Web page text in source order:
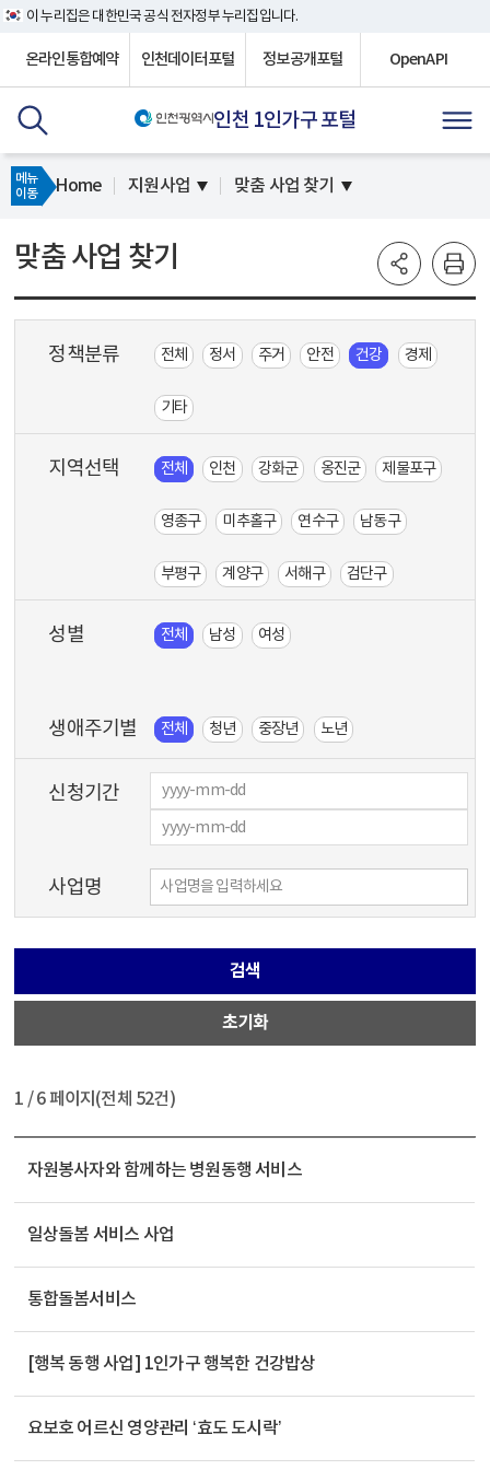
이 누리집은 대한민국 공식 전자정부 누리집입니다.
온라인통합예약 인천데이터포털 정보공개포털 OpenAPI
인천 1인가구 포털
메뉴
이동
Home 지원사업 맞춤 사업 찾기
맞춤 사업 찾기
정책분류 전체 정서 주거 안전 건강 경제
기타
지역선택 전체 인천 강화군 옹진군 제물포구
영종구 미추홀구 연수구 남동구
부평구 계양구 서해구 검단구
성별 전체 남성 여성
생애주기별 전체 청년 중장년 노년
신청기간
사업명
검색
초기화
1 / 6 페이지(전체 52건)
자원봉사자와 함께하는 병원동행 서비스
일상돌봄 서비스 사업
통합돌봄서비스
[행복 동행 사업] 1인가구 행복한 건강밥상
요보호 어르신 영양관리 ‘효도 도시락’